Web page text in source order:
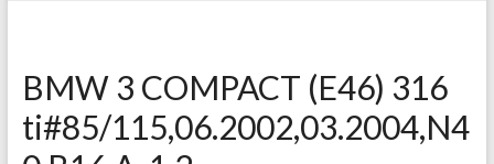
BMW 3 COMPACT (E46) 316
ti#85/115,06.2002,03.2004,N4